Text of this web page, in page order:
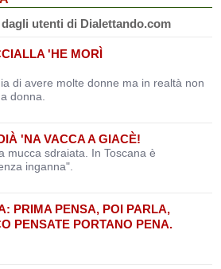
utenti di Dialettando.com
'HE MORÌ
di avere molte donne ma in realtà non
donna.
'NA VACCA A GIACÈ!
mucca sdraiata. In Toscana è
inganna".
PRIMA PENSA, POI PARLA,
PENSATE PORTANO PENA.